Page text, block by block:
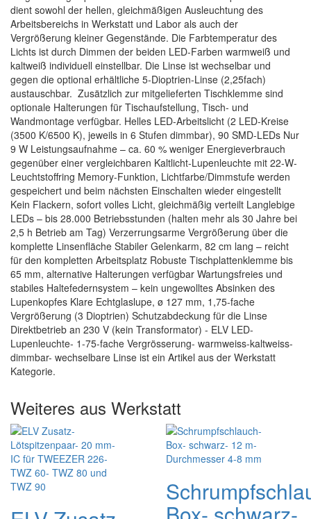
dient sowohl der hellen, gleichmäßigen Ausleuchtung des
Arbeitsbereichs in Werkstatt und Labor als auch der
Vergrößerung kleiner Gegenstände. Die Farbtemperatur des
Lichts ist durch Dimmen der beiden LED-Farben warmweiß und
kaltweiß individuell einstellbar. Die Linse ist wechselbar und
gegen die optional erhältliche 5-Dioptrien-Linse (2,25fach)
austauschbar. Zusätzlich zur mitgelieferten Tischklemme sind
optionale Halterungen für Tischaufstellung, Tisch- und
Wandmontage verfügbar. Helles LED-Arbeitslicht (2 LED-Kreise
(3500 K/6500 K), jeweils in 6 Stufen dimmbar), 90 SMD-LEDs Nur
9 W Leistungsaufnahme – ca. 60 % weniger Energieverbrauch
gegenüber einer vergleichbaren Kaltlicht-Lupenleuchte mit 22-W-
Leuchtstoffring Memory-Funktion, Lichtfarbe/Dimmstufe werden
gespeichert und beim nächsten Einschalten wieder eingestellt
Kein Flackern, sofort volles Licht, gleichmäßig verteilt Langlebige
LEDs – bis 28.000 Betriebsstunden (halten mehr als 30 Jahre bei
2,5 h Betrieb am Tag) Verzerrungsarme Vergrößerung über die
komplette Linsenfläche Stabiler Gelenkarm, 82 cm lang – reicht
für den kompletten Arbeitsplatz Robuste Tischplattenklemme bis
65 mm, alternative Halterungen verfügbar Wartungsfreies und
stabiles Haltefedernsystem – kein ungewolltes Absinken des
Lupenkopfes Klare Echtglaslupe, ø 127 mm, 1,75-fache
Vergrößerung (3 Dioptrien) Schutzabdeckung für die Linse
Direktbetrieb an 230 V (kein Transformator) - ELV LED-
Lupenleuchte- 1-75-fache Vergrösserung- warmweiss-kaltweiss-
dimmbar- wechselbare Linse ist ein Artikel aus der Werkstatt
Kategorie.
Weiteres aus Werkstatt